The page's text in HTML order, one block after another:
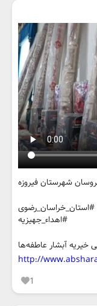
شهرستان فیروزه
#استان_خراسان_رضوی
#اهداء_جهیزیه
خیریه آبشار عاطفه‌ها
http://
1